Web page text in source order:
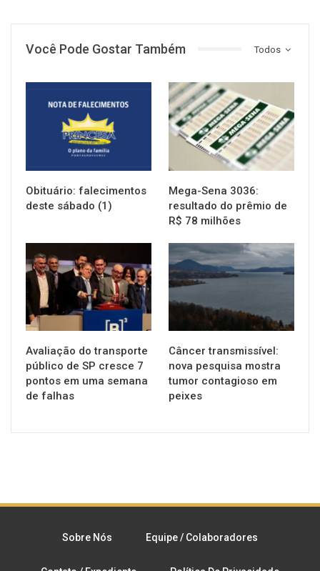
Todos
Você Pode Gostar Também
Obituário: falecimentos
deste sábado (1)
NOTÍCIAS
Mega-Sena 3036:
resultado do prêmio de
R$ 78 milhões
NOTÍCIAS
Avaliação do transporte
público de SP cresce 7
pontos em uma semana
de falhas
SAÚDE
Câncer transmissível:
nova pesquisa mostra
tumor contagioso em
peixes
Sobre Nós Equipe / Colaboradores